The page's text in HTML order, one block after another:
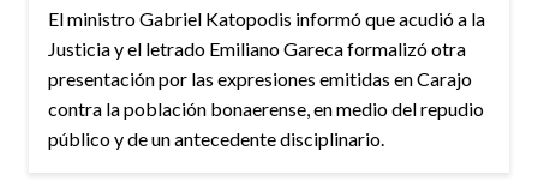
El ministro Gabriel Katopodis informó que acudió a la
Justicia y el letrado Emiliano Gareca formalizó otra
presentación por las expresiones emitidas en Carajo
contra la población bonaerense, en medio del repudio
público y de un antecedente disciplinario.